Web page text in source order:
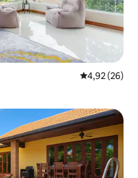
Évaluation
4,92 (26)